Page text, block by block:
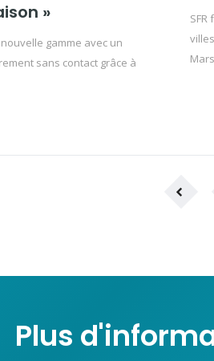
»
gamme avec un
sans contact grâce à
Plus